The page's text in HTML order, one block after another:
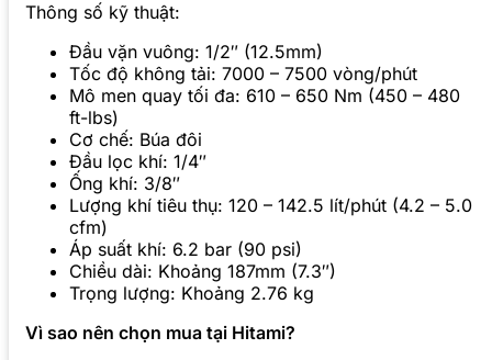
Thông số kỹ thuật:
Đầu vặn vuông: 1/2″ (12.5mm)
Tốc độ không tải: 7000 – 7500 vòng/phút
Mô men quay tối đa: 610 – 650 Nm (450 – 480
ft-lbs)
Cơ chế: Búa đôi
Đầu lọc khí: 1/4″
Ống khí: 3/8″
Lượng khí tiêu thụ: 120 – 142.5 lít/phút (4.2 – 5.0
cfm)
Áp suất khí: 6.2 bar (90 psi)
Chiều dài: Khoảng 187mm (7.3″)
Trọng lượng: Khoảng 2.76 kg
Vì sao nên chọn mua tại Hitami?